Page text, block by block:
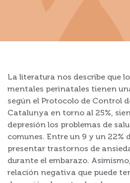
La literatura nos describe que
mentales perinatales tienen
según el Protocolo de Control
Catalunya en torno al 25%,
depresión los problemas de
comunes. Entre un 9 y un 22%
presentar trastornos de
durante el embarazo.
relación negativa que puede